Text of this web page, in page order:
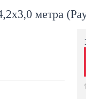
метра